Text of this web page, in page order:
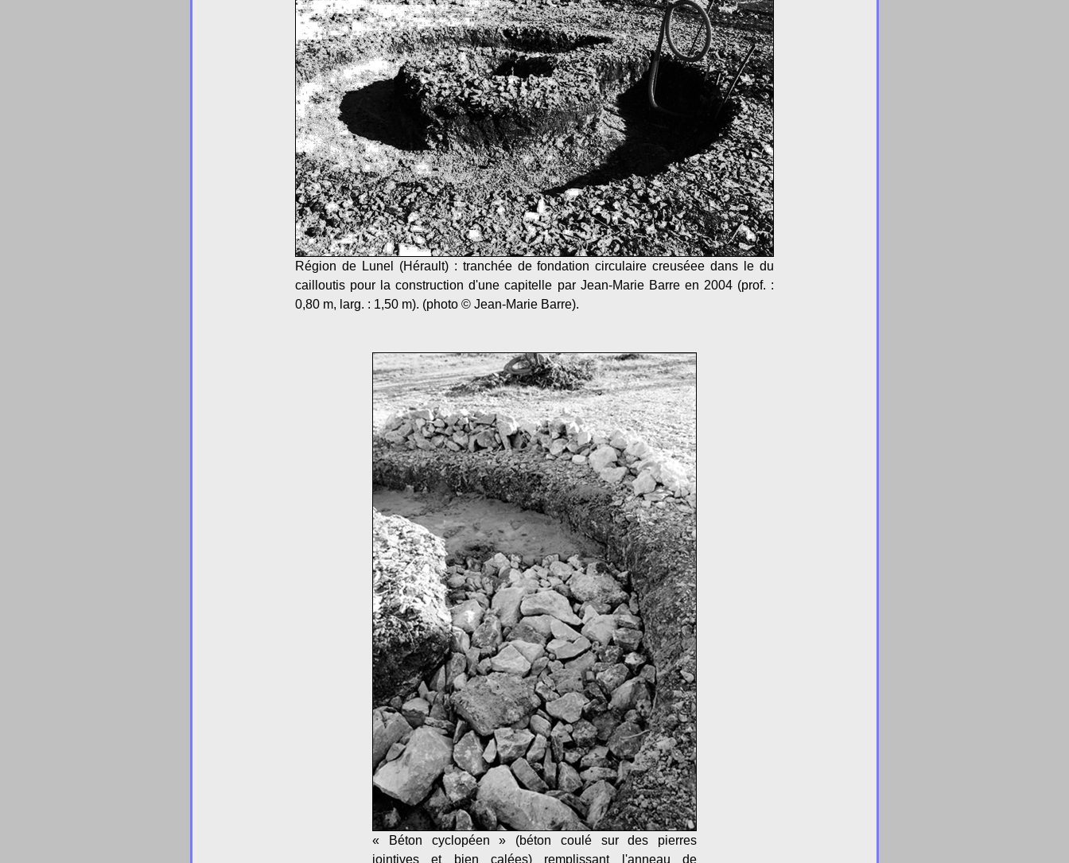
Région de Lunel (Hérault) : tranchée de fondation circulaire creuséee dans le du
cailloutis pour la construction d'une capitelle par Jean-Marie Barre en 2004 (prof. :
0,80 m, larg. : 1,50 m). (photo © Jean-Marie Barre).
« Béton cyclopéen » (béton coulé sur des pierres
jointives et bien calées) remplissant l'anneau de